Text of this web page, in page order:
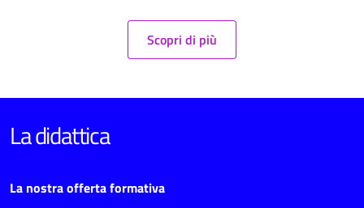
Scopri di più
La didattica
La nostra offerta formativa